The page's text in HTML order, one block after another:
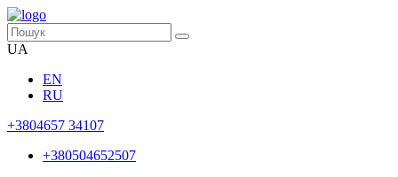
UA
EN
RU
+3804657 34107
+380504652507